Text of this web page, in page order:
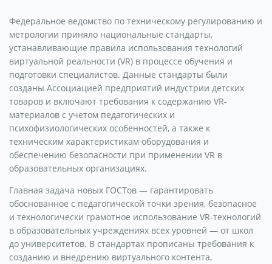
Федеральное ведомство по техническому регулированию и
метрологии приняло национальные стандарты,
устанавливающие правила использования технологий
виртуальной реальности (VR) в процессе обучения и
подготовки специалистов. Данные стандарты были
созданы Ассоциацией предприятий индустрии детских
товаров и включают требования к содержанию VR-
материалов с учетом педагогических и
психофизиологических особенностей, а также к
техническим характеристикам оборудования и
обеспечению безопасности при применении VR в
образовательных организациях.
Главная задача новых ГОСТов — гарантировать
обоснованное с педагогической точки зрения, безопасное
и технологически грамотное использование VR-технологий
в образовательных учреждениях всех уровней — от школ
до университетов. В стандартах прописаны требования к
созданию и внедрению виртуального контента,